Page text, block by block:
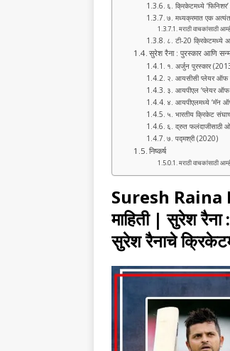
६. क्रिकेटमध्ये
७. मध्यक्रमात एक अत्यंत
मराठी वाचकांसाठी
८. टी-20 क्रिकेटमध्ये
सुरेश रैना : पुरस्कार आणि
१. अर्जुन पुरस्कार
२. आयसीसी प्लेयर ऑफ
३. आयपीएल ‘प्लेयर ऑफ
४. आयपीएलमध्ये ‘मॅन
५. भारतीय क्रिकेट
६. द्रुत फलंदाजीसाठी
७. पद्मश्री (2020)
निष्कर्ष
मराठी वाचकांसाठी
Suresh Raina
माहिती | सुरेश
सुरेश रैनाचे